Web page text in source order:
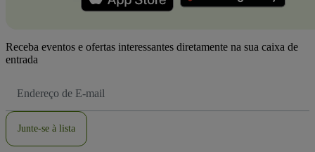
Receba eventos e ofertas interessantes diretamente na sua caixa de
entrada
de
Junte-se à lista